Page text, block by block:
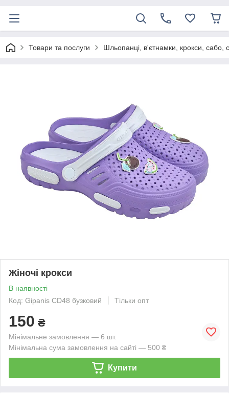
Товари та послуги Шльопанці, в'єтнамки, крокси, сабо,
Жіночі крокси
В наявності
Код: Gipanis CD48 бузковий
Тільки опт
150 ₴
Мінімальне замовлення — 6 шт.
Мінімальна сума замовлення на сайті — 500 ₴
Купити